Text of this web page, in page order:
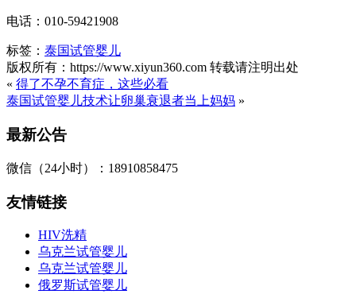
电话：010-59421908
标签： 泰国试管婴儿
版权所有：https://www.xiyun360.com 转载请注明出处
« 得了不孕不育症，这些必看
泰国试管婴儿技术让卵巢衰退者当上妈妈 »
最新公告
微信（24小时）：18910858475
友情链接
HIV洗精
乌克兰试管婴儿
乌克兰试管婴儿
俄罗斯试管婴儿